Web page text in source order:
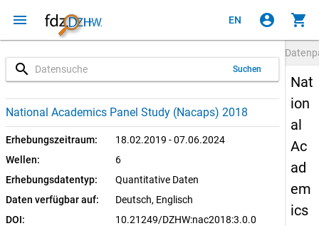
menu EN account_circle shopping_cart
search Suchen
National Academics Panel Study (Nacaps) 2018
Erhebungszeitraum:
18.02.2019 - 07.06.2024
Wellen:
6
Erhebungsdatentyp:
Quantitative Daten
Daten verfügbar auf:
Deutsch, Englisch
DOI:
10.21249/DZHW:nac2018:3.0.0
3.0.0 (aktuell)
CUF: Download
SUF: Download
SUF: On-Site
Nat
ion
al
Ac
ad
em
ics